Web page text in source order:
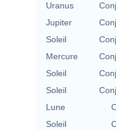
Uranus
Jupiter
Soleil
Mercure
Soleil
Soleil
Lune
Soleil